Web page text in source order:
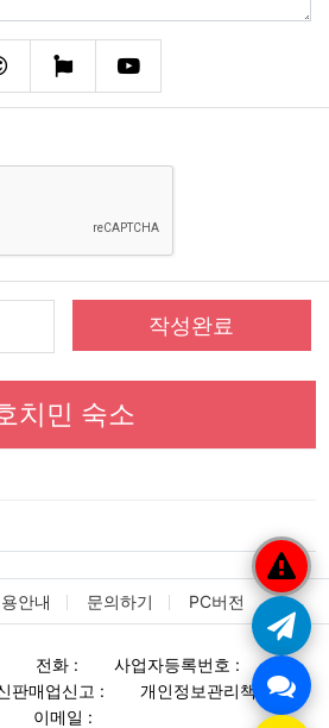
모티콘폰트어썸동영상
작성완료
치민 숙소
안내 문의하기 PC버전
전화 :
사업자등록번호 :
판매업신고 :
개인정보관리책임자 :
이메일 :